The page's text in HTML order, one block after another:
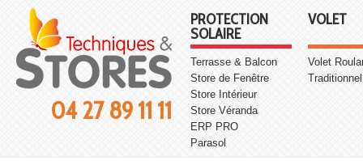
04 27 89 11 11
PROTECTION
SOLAIRE
Terrasse & Balcon
Store de Fenêtre
Store Intérieur
Store Véranda
ERP PRO
Parasol
VOLET
Volet
Traditionnel